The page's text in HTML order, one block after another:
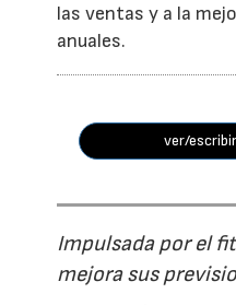
las ventas y a la
anuales.
ver/
Impulsada por el
mejora sus